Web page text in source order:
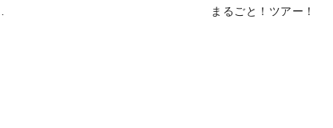
まるごと！ツアー！